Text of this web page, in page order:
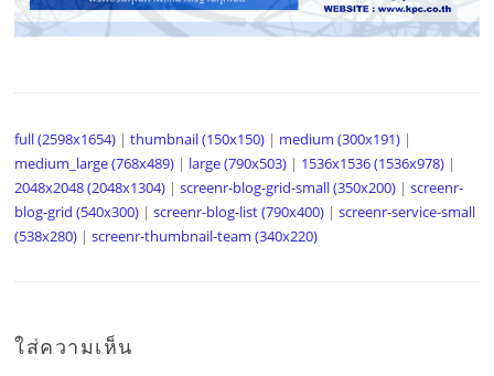
full (2598x1654) |thumbnail (150x150) | medium (300x191) |
medium_large (768x489) | large (790x503) | 1536x1536 (1536x978) |
2048x2048 (2048x1304) |screenr-blog-grid-small (350x200) |screenr-
blog-grid (540x300) |screenr-blog-list (790x400) |screenr-service-small
(538x280) |screenr-thumbnail-team (340x220)
ใส่ความเห็น